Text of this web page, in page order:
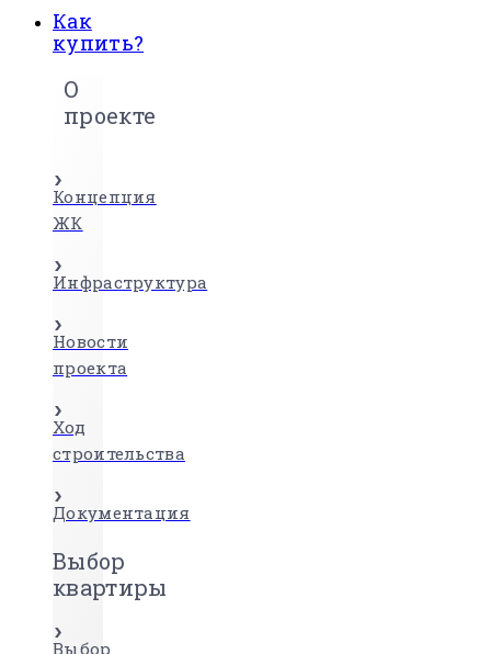
Как
купить?
О
проекте
Концепция
ЖК
Инфраструктура
Новости
проекта
Ход
строительства
Документация
Выбор
квартиры
Выбор